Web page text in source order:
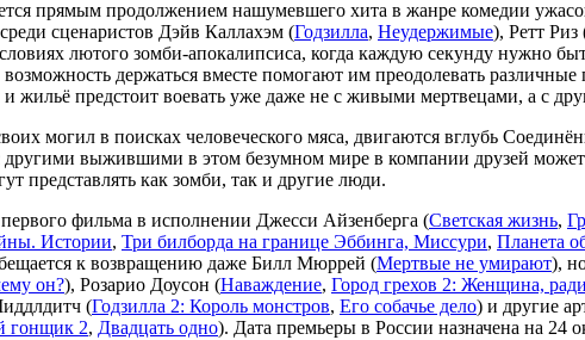
прямым продолжением нашумевшего хита в жанре комедии
сценаристов Дэйв Каллахэм (Годзилла, Неудержимые), Ретт Риз
лютого зомби-апокалипсиса, когда каждую секунду нужно
держаться вместе помогают им преодолевать различные
жильё предстоит воевать уже даже не с живыми мертвецами, а с
могил в поисках человеческого мяса, двигаются вглубь
выжившими в этом безумном мире в компании друзей может
представлять как зомби, так и другие люди.
фильма в исполнении Джесси Айзенберга (Светская жизнь,
Истории, Три билборда на границе Эббинга, Миссури, Планета
к возвращению даже Билл Мюррей (Мертвые не умирают),
он?), Розарио Доусон (Наваждение, Город грехов 2: Женщина,
(Годзилла 2: Король монстров, Его собачье дело) и другие
гонщик 2, Двадцать одно). Дата премьеры в России назначена на 24